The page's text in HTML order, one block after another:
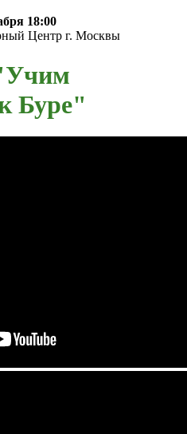
18:00
Центр г. Москвы
Буре"